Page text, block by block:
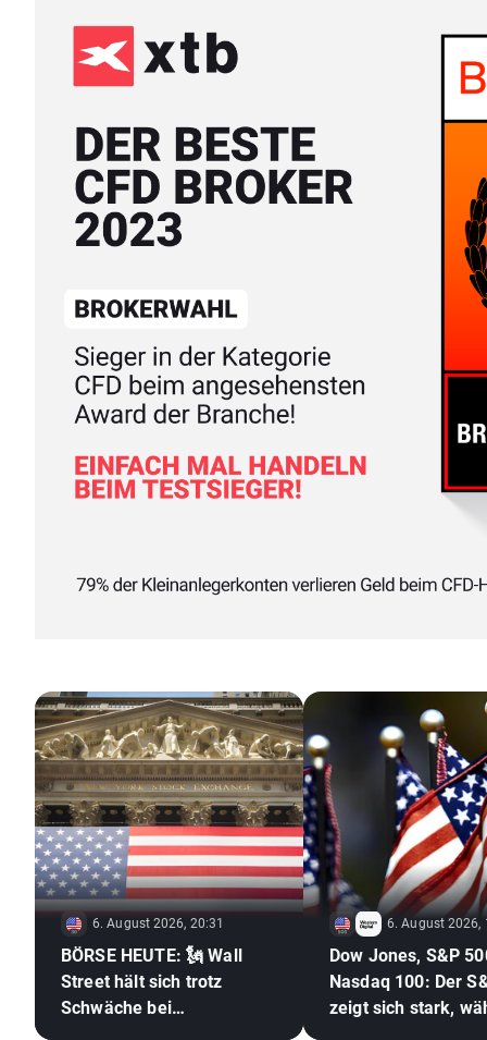
6. August 2026, 20:31
BÖRSE HEUTE: 🗽 Wall
Street hält sich trotz
Schwäche bei
6. August 2026,
Dow Jones, S&P
Nasdaq 100: Der
zeigt sich stark,